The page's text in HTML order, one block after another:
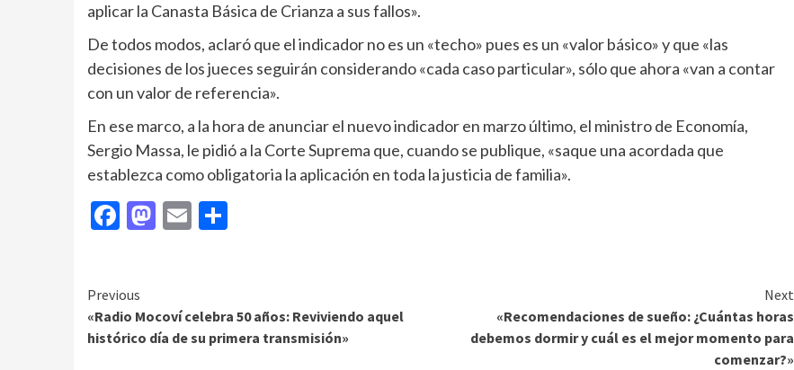
aplicar la Canasta Básica de Crianza a sus fallos».
De todos modos, aclaró que el indicador no es un «techo» pues es un «valor básico» y que «las
decisiones de los jueces seguirán considerando «cada caso particular», sólo que ahora «van a contar
con un valor de referencia».
En ese marco, a la hora de anunciar el nuevo indicador en marzo último, el ministro de Economía,
Sergio Massa, le pidió a la Corte Suprema que, cuando se publique, «saque una acordada que
establezca como obligatoria la aplicación en toda la justicia de familia».
Facebook
Mastodon
Email
Continue
Reading
Previous
«Radio Mocoví celebra 50 años: Reviviendo aquel
histórico día de su primera transmisión»
Next
«Recomendaciones de sueño: ¿Cuántas horas
debemos dormir y cuál es el mejor momento para
comenzar?»